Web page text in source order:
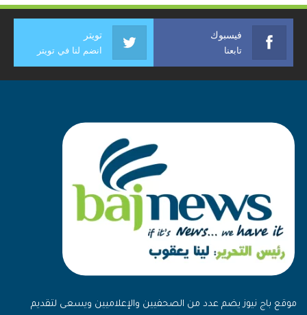
فيسبوك
تابعنا
تويتر
انضم لنا في تويتر
موقع باج نيوز يضم عدد من الصحفيين والإعلاميين ويسعى لتقديم